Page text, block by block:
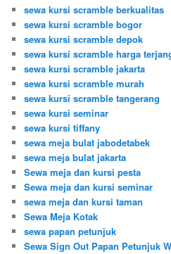
sewa kursi scramble berkualitas
sewa kursi scramble bogor
sewa kursi scramble depok
sewa kursi scramble harga
sewa kursi scramble jakarta
sewa kursi scramble murah
sewa kursi scramble tangerang
sewa kursi seminar
sewa kursi tiffany
sewa meja bulat jabodetabek
sewa meja bulat jakarta
Sewa meja dan kursi pesta
Sewa meja dan kursi seminar
sewa meja dan kursi taman
Sewa Meja Kotak
sewa papan petunjuk
Sewa Sign Out Papan Petunjuk